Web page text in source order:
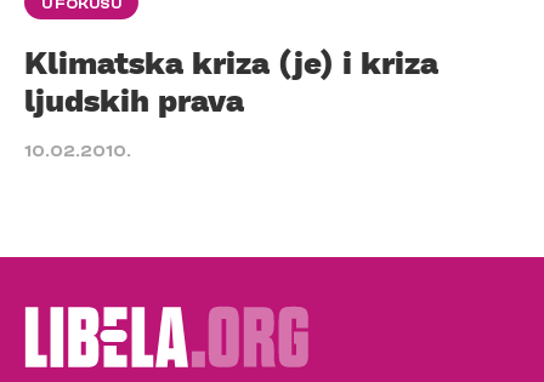
U FOKUSU
Klimatska kriza (je) i kriza
ljudskih prava
10.02.2010.